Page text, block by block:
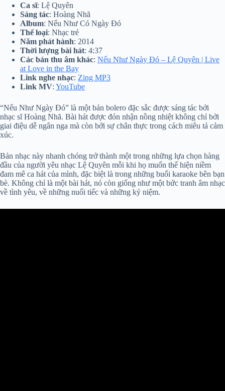
Ca sĩ: Lệ Quyên
Sáng tác: Hoàng Nhã
Album: Nếu Như Có Ngày Đó
Thể loại: Nhạc trẻ
Năm phát hành: 2014
Thời lượng bài hát: 4:37
Các bản thu âm khác: Nếu Như Ngày Đó – Lệ Quyên | Live
at Love in the Bay
Link nghe nhạc: Zing MP3
Link MV: YouTube
“Nếu Như Ngày Đó” là một bản bolero đặc sắc được sáng tác bởi
nhạc sĩ Hoàng Nhã. Bài hát được đón nhận nồng nhiệt không chỉ bởi
giai điệu dễ ngân nga mà còn bởi sự chân thực trong cách miêu tả cảm
xúc.
Bản nhạc này nhanh chóng trở thành một trong những lựa chọn hàng
đầu của người yêu nhạc Lệ Quyên mỗi khi họ muốn thể hiện niềm
đam mê ca hát của mình, đặc biệt là trong những buổi karaoke bên bạn
bè. Không chỉ là một bài hát, nó còn giống như một bức tranh âm nhạc
về tình yêu, về những nuối tiếc và những kỷ niệm.